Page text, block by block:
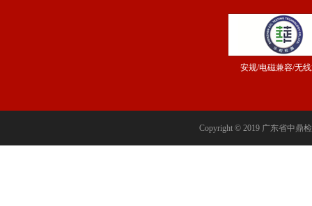
安规/电磁兼容/无
Copyright © 2019 广东省中鼎